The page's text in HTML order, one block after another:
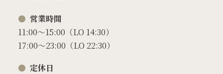
営業時間
11:00〜15:00（LO 14:30）
17:00〜23:00（LO 22:30）
定休日